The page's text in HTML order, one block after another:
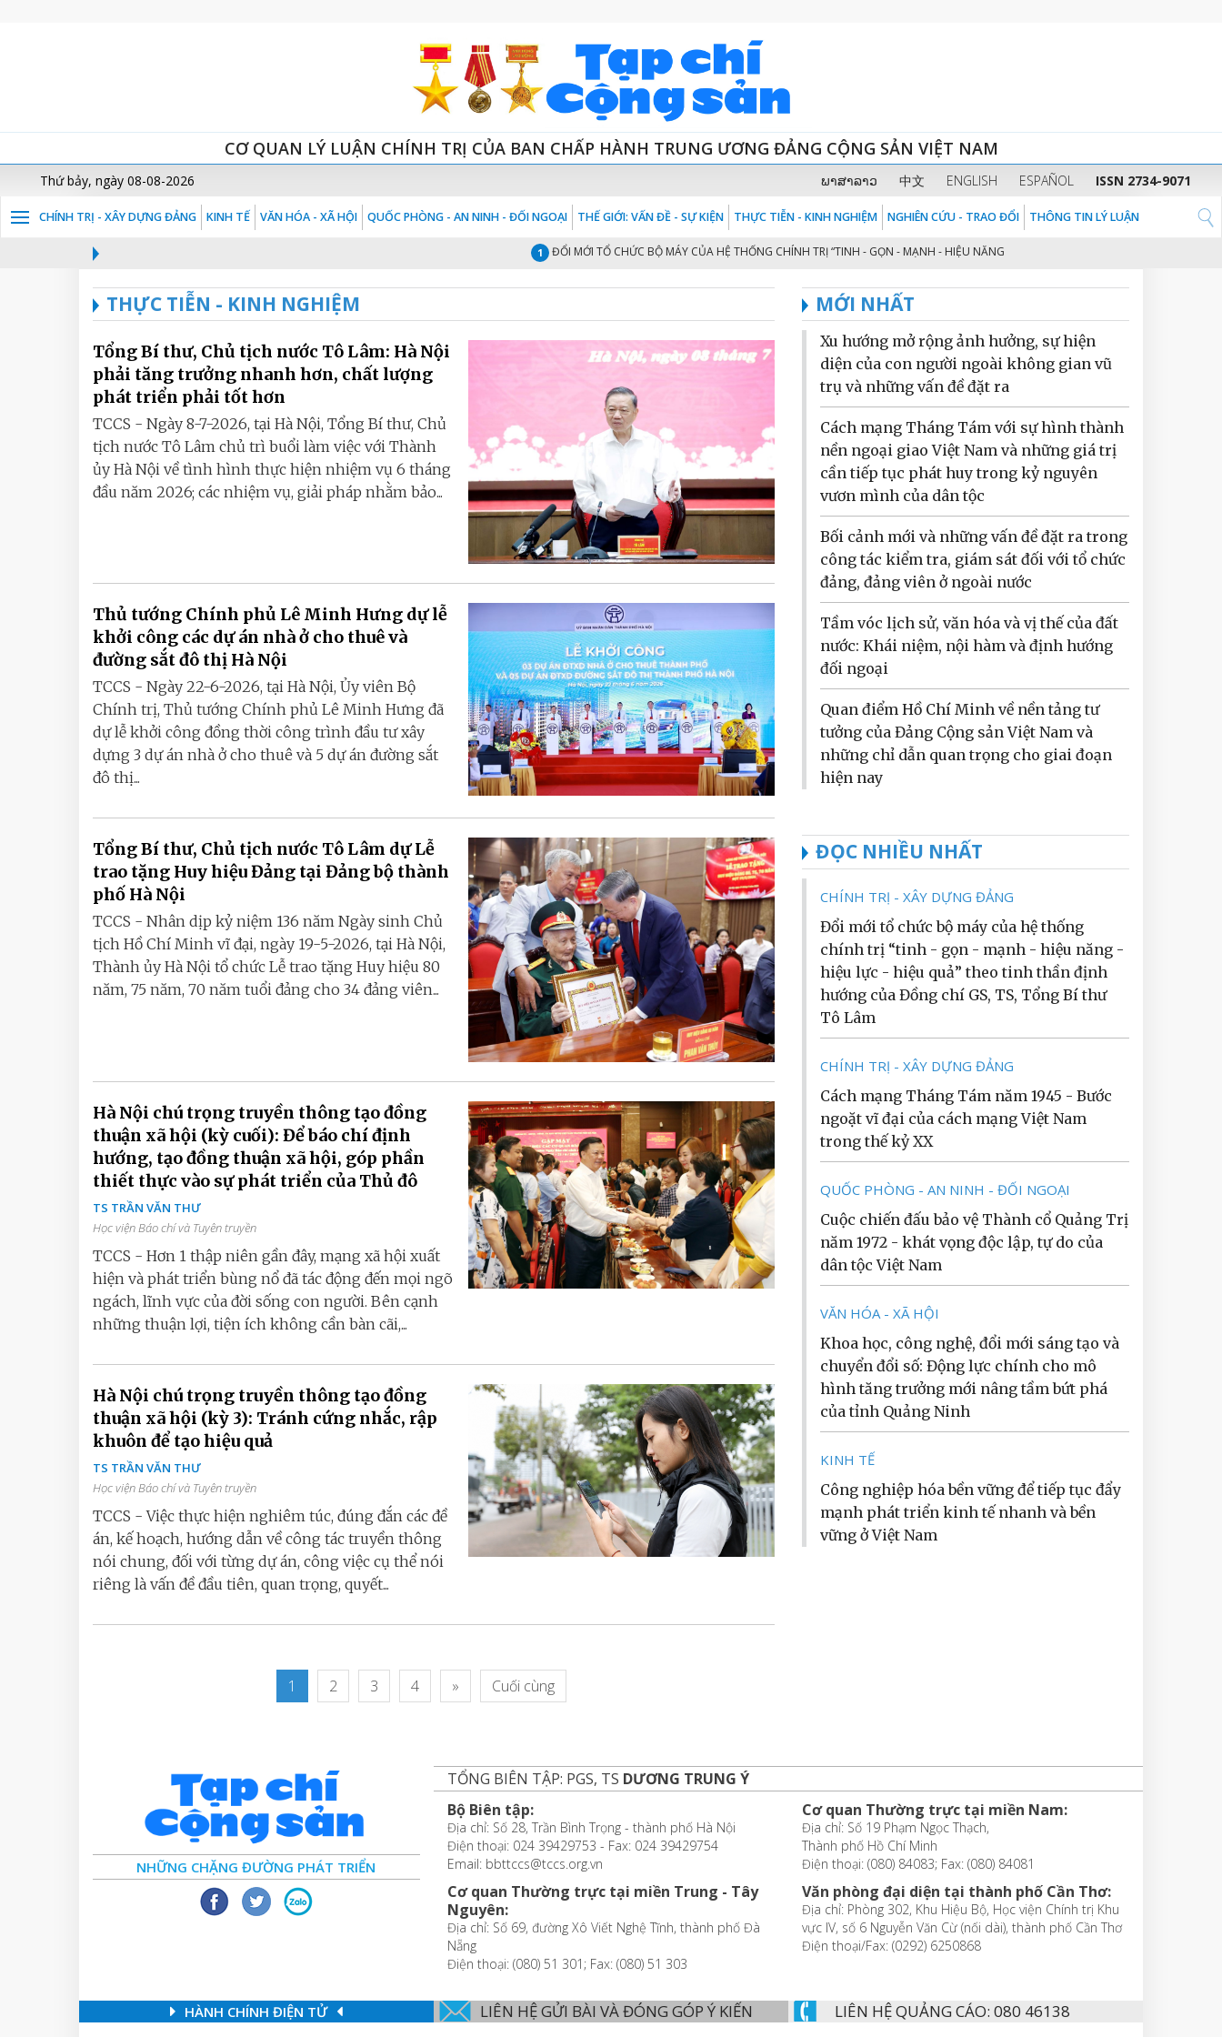
CƠ QUAN LÝ LUẬN CHÍNH TRỊ CỦA BAN CHẤP HÀNH TRUNG ƯƠNG ĐẢNG CỘNG SẢN VIỆT NAM
Thứ bảy, ngày 08-08-2026 ພາສາລາວ 中文 ENGLISH ESPAÑOL ISSN 2734-9071
CHÍNH TRỊ - XÂY DỰNG ĐẢNG KINH TẾ VĂN HÓA - XÃ HỘI QUỐC PHÒNG - AN NINH - ĐỐI NGOẠI THẾ GIỚI: VẤN ĐỀ - SỰ KIỆN THỰC TIỄN - KINH NGHIỆM NGHIÊN CỨU - TRAO ĐỔI THÔNG TIN LÝ LUẬN
ĐỔI MỚI TỔ CHỨC BỘ MÁY CỦA HỆ THỐNG CHÍNH TRỊ “TINH - GỌN - MẠNH - HIỆU NĂNG - HIỆU LỰC - HIỆU QUẢ” THEO TINH THẦN
THỰC TIỄN - KINH NGHIỆM
Tổng Bí thư, Chủ tịch nước Tô Lâm: Hà Nội
phải tăng trưởng nhanh hơn, chất lượng
phát triển phải tốt hơn
TCCS - Ngày 8-7-2026, tại Hà Nội, Tổng Bí thư, Chủ
tịch nước Tô Lâm chủ trì buổi làm việc với Thành
ủy Hà Nội về tình hình thực hiện nhiệm vụ 6 tháng
đầu năm 2026; các nhiệm vụ, giải pháp nhằm bảo...
Thủ tướng Chính phủ Lê Minh Hưng dự lễ
khởi công các dự án nhà ở cho thuê và
đường sắt đô thị Hà Nội
TCCS - Ngày 22-6-2026, tại Hà Nội, Ủy viên Bộ
Chính trị, Thủ tướng Chính phủ Lê Minh Hưng đã
dự lễ khởi công đồng thời công trình đầu tư xây
dựng 3 dự án nhà ở cho thuê và 5 dự án đường sắt
đô thị...
Tổng Bí thư, Chủ tịch nước Tô Lâm dự Lễ
trao tặng Huy hiệu Đảng tại Đảng bộ thành
phố Hà Nội
TCCS - Nhân dịp kỷ niệm 136 năm Ngày sinh Chủ
tịch Hồ Chí Minh vĩ đại, ngày 19-5-2026, tại Hà Nội,
Thành ủy Hà Nội tổ chức Lễ trao tặng Huy hiệu 80
năm, 75 năm, 70 năm tuổi đảng cho 34 đảng viên...
Hà Nội chú trọng truyền thông tạo đồng
thuận xã hội (kỳ cuối): Để báo chí định
hướng, tạo đồng thuận xã hội, góp phần
thiết thực vào sự phát triển của Thủ đô
TS TRẦN VĂN THƯ
Học viện Báo chí và Tuyên truyền
TCCS - Hơn 1 thập niên gần đây, mạng xã hội xuất
hiện và phát triển bùng nổ đã tác động đến mọi ngõ
ngách, lĩnh vực của đời sống con người. Bên cạnh
những thuận lợi, tiện ích không cần bàn cãi,...
Hà Nội chú trọng truyền thông tạo đồng
thuận xã hội (kỳ 3): Tránh cứng nhắc, rập
khuôn để tạo hiệu quả
TS TRẦN VĂN THƯ
Học viện Báo chí và Tuyên truyền
TCCS - Việc thực hiện nghiêm túc, đúng đắn các đề
án, kế hoạch, hướng dẫn về công tác truyền thông
nói chung, đối với từng dự án, công việc cụ thể nói
riêng là vấn đề đầu tiên, quan trọng, quyết...
1 2 3 4 » Cuối cùng
MỚI NHẤT
Xu hướng mở rộng ảnh hưởng, sự hiện
diện của con người ngoài không gian vũ
trụ và những vấn đề đặt ra
Cách mạng Tháng Tám với sự hình thành
nền ngoại giao Việt Nam và những giá trị
cần tiếp tục phát huy trong kỷ nguyên
vươn mình của dân tộc
Bối cảnh mới và những vấn đề đặt ra trong
công tác kiểm tra, giám sát đối với tổ chức
đảng, đảng viên ở ngoài nước
Tầm vóc lịch sử, văn hóa và vị thế của đất
nước: Khái niệm, nội hàm và định hướng
đối ngoại
Quan điểm Hồ Chí Minh về nền tảng tư
tưởng của Đảng Cộng sản Việt Nam và
những chỉ dẫn quan trọng cho giai đoạn
hiện nay
ĐỌC NHIỀU NHẤT
CHÍNH TRỊ - XÂY DỰNG ĐẢNG
Đổi mới tổ chức bộ máy của hệ thống
chính trị “tinh - gọn - mạnh - hiệu năng -
hiệu lực - hiệu quả” theo tinh thần định
hướng của Đồng chí GS, TS, Tổng Bí thư
Tô Lâm
CHÍNH TRỊ - XÂY DỰNG ĐẢNG
Cách mạng Tháng Tám năm 1945 - Bước
ngoặt vĩ đại của cách mạng Việt Nam
trong thế kỷ XX
QUỐC PHÒNG - AN NINH - ĐỐI NGOẠI
Cuộc chiến đấu bảo vệ Thành cổ Quảng Trị
năm 1972 - khát vọng độc lập, tự do của
dân tộc Việt Nam
VĂN HÓA - XÃ HỘI
Khoa học, công nghệ, đổi mới sáng tạo và
chuyển đổi số: Động lực chính cho mô
hình tăng trưởng mới nâng tầm bứt phá
của tỉnh Quảng Ninh
KINH TẾ
Công nghiệp hóa bền vững để tiếp tục đẩy
mạnh phát triển kinh tế nhanh và bền
vững ở Việt Nam
NHỮNG CHẶNG ĐƯỜNG PHÁT TRIỂN
TỔNG BIÊN TẬP: PGS, TS DƯƠNG TRUNG Ý
Bộ Biên tập:
Địa chỉ: Số 28, Trần Bình Trọng - thành phố Hà Nội
Điện thoại: 024 39429753 - Fax: 024 39429754
Email: bbttccs@tccs.org.vn
Cơ quan Thường trực tại miền Trung - Tây
Nguyên:
Địa chỉ: Số 69, đường Xô Viết Nghệ Tĩnh, thành phố Đà
Nẵng
Điện thoại: (080) 51 301; Fax: (080) 51 303
Cơ quan Thường trực tại miền Nam:
Địa chỉ: Số 19 Phạm Ngọc Thạch,
Thành phố Hồ Chí Minh
Điện thoại: (080) 84083; Fax: (080) 84081
Văn phòng đại diện tại thành phố Cần Thơ:
Địa chỉ: Phòng 302, Khu Hiệu Bộ, Học viện Chính trị Khu
vực IV, số 6 Nguyễn Văn Cừ (nối dài), thành phố Cần Thơ
Điện thoại/Fax: (0292) 6250868
HÀNH CHÍNH ĐIỆN TỬ LIÊN HỆ GỬI BÀI VÀ ĐÓNG GÓP Ý KIẾN LIÊN HỆ QUẢNG CÁO: 080 46138